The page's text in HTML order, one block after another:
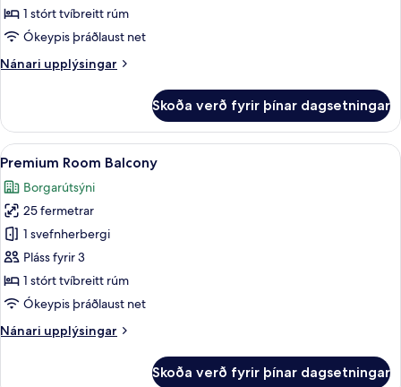
1 stórt tvíbreitt rúm
Ókeypis þráðlaust net
Nánari upplýsingar
Nánari
Room
Skoða verð fyrir þínar dagsetningar
Skoða
allar
myndir
fyrir
Premium
Room
Balcony
Premium Room Balcony |
5
Premium Room Balcony
Borgarútsýni
25 fermetrar
1 svefnherbergi
Pláss fyrir 3
1 stórt tvíbreitt rúm
Ókeypis þráðlaust net
Nánari upplýsingar
Nánari
Skoða verð fyrir þínar dagsetningar